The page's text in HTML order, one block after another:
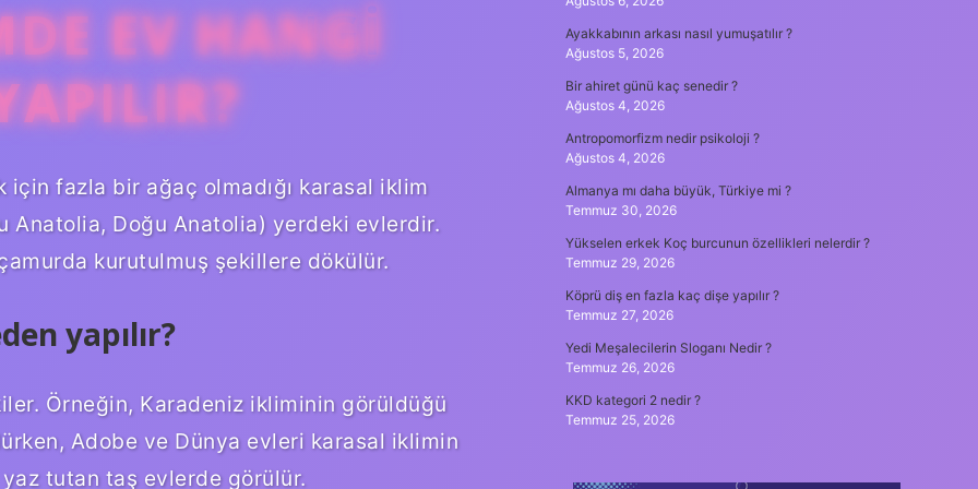
EV HANGI
fazla bir ağaç olmadığı karasal iklim
Anatolia, Doğu Anatolia) yerdeki evlerdir.
kurutulmuş şekillere dökülür.
yapılır?
Örneğin, Karadeniz ikliminin görüldüğü
Adobe ve Dünya evleri karasal iklimin
tutan taş evlerde görülür.
Ayakkabının arkası nasıl yumuşatılır ?
Ağustos 5, 2026
Bir ahiret günü kaç senedir ?
Ağustos 4, 2026
Antropomorfizm nedir psikoloji ?
Ağustos 4, 2026
Almanya mı daha büyük, Türkiye mi ?
Temmuz 30, 2026
Yükselen erkek Koç burcunun özellikleri nelerdir ?
Temmuz 29, 2026
Köprü diş en fazla kaç dişe yapılır ?
Temmuz 27, 2026
Yedi Meşalecilerin Sloganı Nedir ?
Temmuz 26, 2026
KKD kategori 2 nedir ?
Temmuz 25, 2026